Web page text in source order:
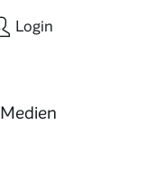
Login
Medien